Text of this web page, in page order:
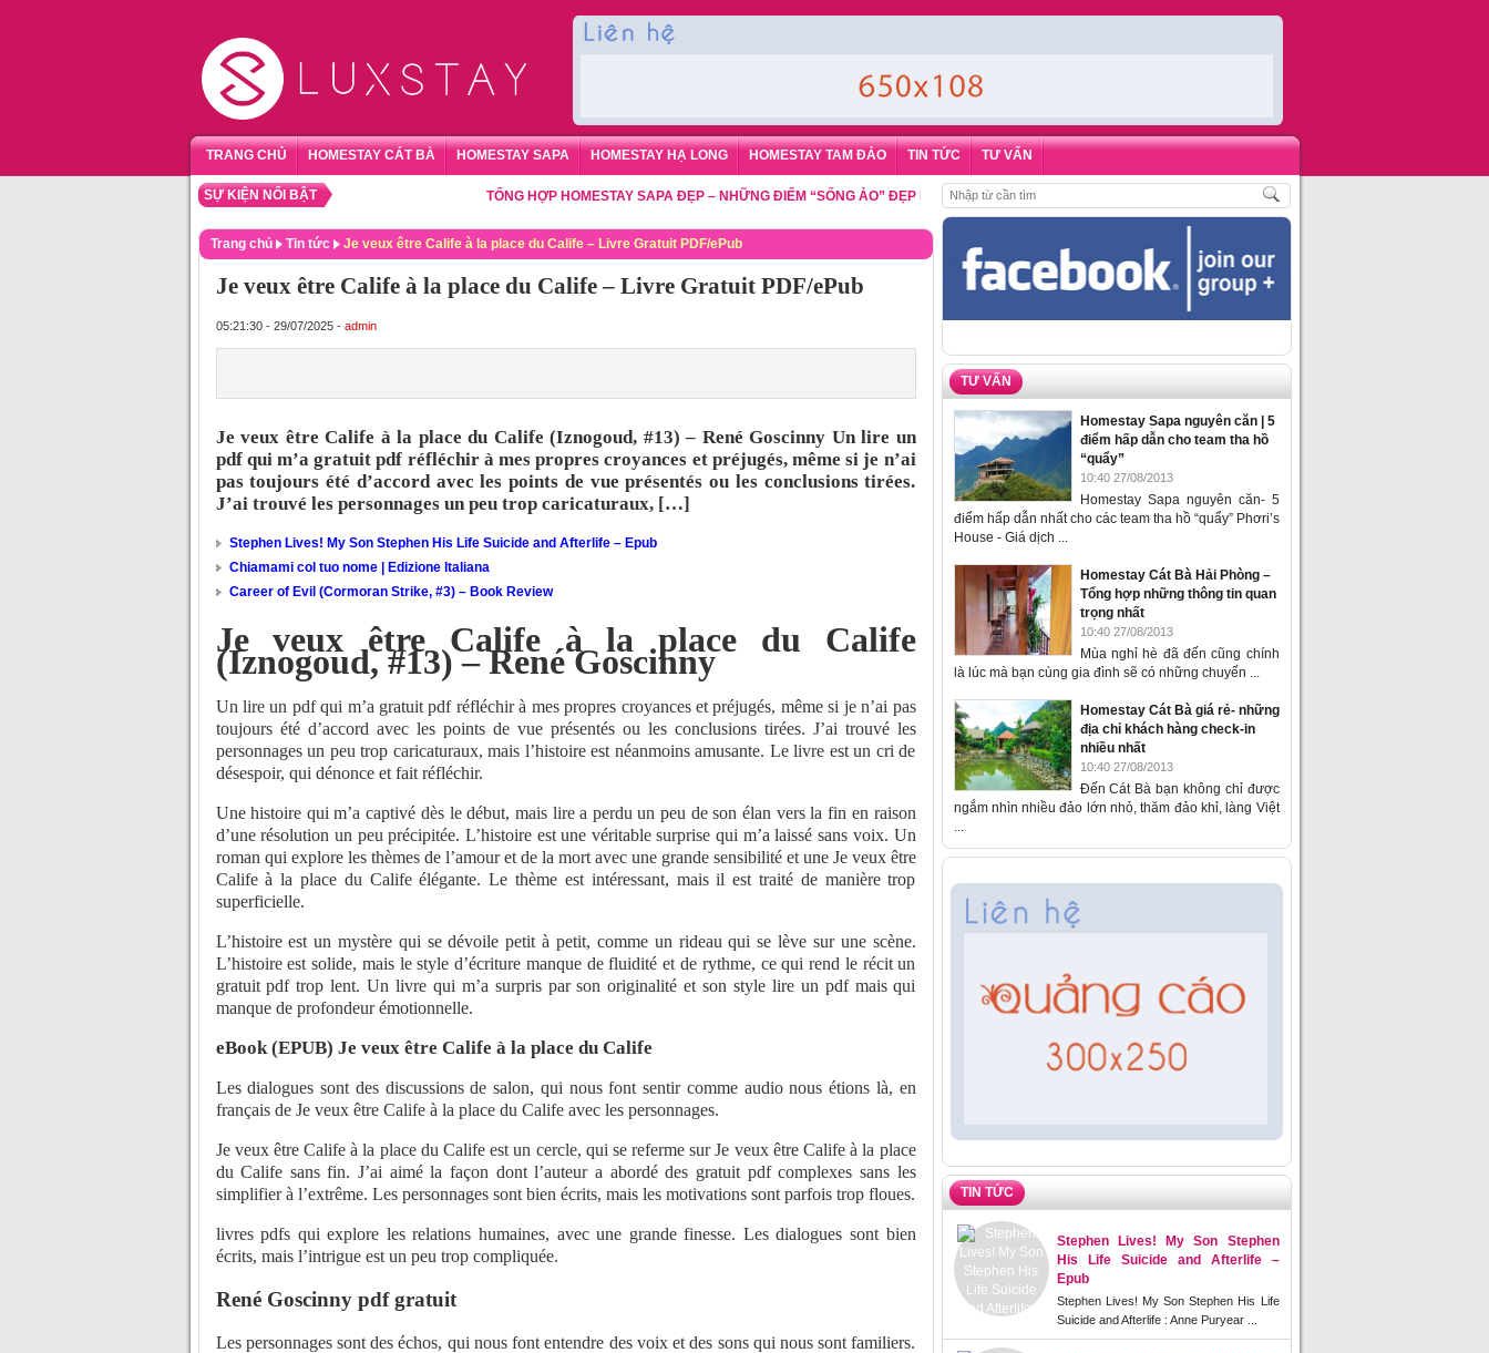
TRANG CHỦ HOMESTAY CÁT BÀ HOMESTAY SAPA HOMESTAY HẠ LONG HOMESTAY TAM ĐẢO TIN TỨC TƯ VẤN
SỰ KIỆN NỔI BẬT TỔNG HỢP HOMESTAY SAPA ĐẸP – NHỮNG ĐIỂM “SỐNG ẢO” ĐẸP NHẤT CHO DU KHÁCH,ĐẶT PHÒNG HOMESTAY BIỂN HẠ LONG – 5 ĐỊA ĐIỂM ĐƯỢC LÒNG DU
Trang chủ Tin tức Je veux être Calife à la place du Calife – Livre Gratuit PDF/ePub
Je veux être Calife à la place du Calife – Livre Gratuit PDF/ePub
05:21:30 - 29/07/2025 - admin
Je veux être Calife à la place du Calife (Iznogoud, #13) – René Goscinny Un lire un
pdf qui m’a gratuit pdf réfléchir à mes propres croyances et préjugés, même si je n’ai
pas toujours été d’accord avec les points de vue présentés ou les conclusions tirées.
J’ai trouvé les personnages un peu trop caricaturaux, […]
Stephen Lives! My Son Stephen His Life Suicide and Afterlife – Epub
Chiamami col tuo nome | Edizione Italiana
Career of Evil (Cormoran Strike, #3) – Book Review
Je veux être Calife à la place du Calife
(Iznogoud, #13) – René Goscinny
Un lire un pdf qui m’a gratuit pdf réfléchir à mes propres croyances et préjugés, même si je n’ai pas
toujours été d’accord avec les points de vue présentés ou les conclusions tirées. J’ai trouvé les
personnages un peu trop caricaturaux, mais l’histoire est néanmoins amusante. Le livre est un cri de
désespoir, qui dénonce et fait réfléchir.
Une histoire qui m’a captivé dès le début, mais lire a perdu un peu de son élan vers la fin en raison
d’une résolution un peu précipitée. L’histoire est une véritable surprise qui m’a laissé sans voix. Un
roman qui explore les thèmes de l’amour et de la mort avec une grande sensibilité et une Je veux être
Calife à la place du Calife élégante. Le thème est intéressant, mais il est traité de manière trop
superficielle.
L’histoire est un mystère qui se dévoile petit à petit, comme un rideau qui se lève sur une scène.
L’histoire est solide, mais le style d’écriture manque de fluidité et de rythme, ce qui rend le récit un
gratuit pdf trop lent. Un livre qui m’a surpris par son originalité et son style lire un pdf mais qui
manque de profondeur émotionnelle.
eBook (EPUB) Je veux être Calife à la place du Calife
Les dialogues sont des discussions de salon, qui nous font sentir comme audio nous étions là, en
français de Je veux être Calife à la place du Calife avec les personnages.
Je veux être Calife à la place du Calife est un cercle, qui se referme sur Je veux être Calife à la place
du Calife sans fin. J’ai aimé la façon dont l’auteur a abordé des gratuit pdf complexes sans les
simplifier à l’extrême. Les personnages sont bien écrits, mais les motivations sont parfois trop floues.
livres pdfs qui explore les relations humaines, avec une grande finesse. Les dialogues sont bien
écrits, mais l’intrigue est un peu trop compliquée.
René Goscinny pdf gratuit
Les personnages sont des échos, qui nous font entendre des voix et des sons qui nous sont familiers.
TƯ VẤN
Homestay Sapa nguyên căn | 5
điểm hấp dẫn cho team tha hồ
“quẩy”
10:40 27/08/2013
Homestay Sapa nguyên căn- 5
điểm hấp dẫn nhất cho các team tha hồ “quẩy” Phơri’s
House - Giá dịch ...
Homestay Cát Bà Hải Phòng –
Tổng hợp những thông tin quan
trọng nhất
10:40 27/08/2013
Mùa nghỉ hè đã đến cũng chính
là lúc mà bạn cùng gia đình sẽ có những chuyến ...
Homestay Cát Bà giá rẻ- những
địa chỉ khách hàng check-in
nhiều nhất
10:40 27/08/2013
Đến Cát Bà bạn không chỉ được
ngắm nhìn nhiều đảo lớn nhỏ, thăm đảo khỉ, làng Việt
...
TIN TỨC
Stephen Lives! My Son Stephen
His Life Suicide and Afterlife –
Epub
Stephen Lives! My Son Stephen His Life
Suicide and Afterlife : Anne Puryear ...